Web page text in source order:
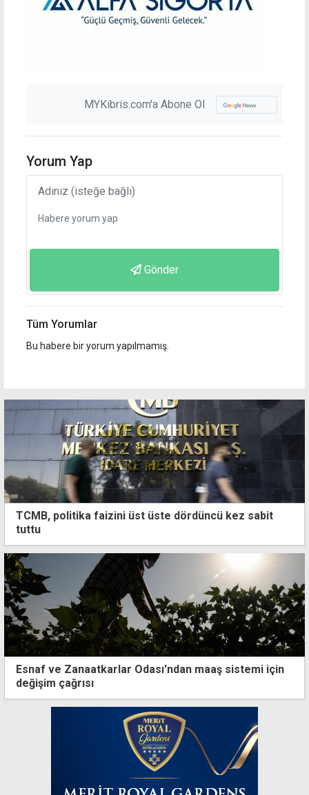
MYKibris.com'a Abone Ol
Yorum Yap
Gönder
Tüm Yorumlar
Bu habere bir yorum yapılmamış.
TCMB, politika faizini üst üste dördüncü kez sabit
tuttu
Esnaf ve Zanaatkarlar Odası'ndan maaş sistemi için
değişim çağrısı